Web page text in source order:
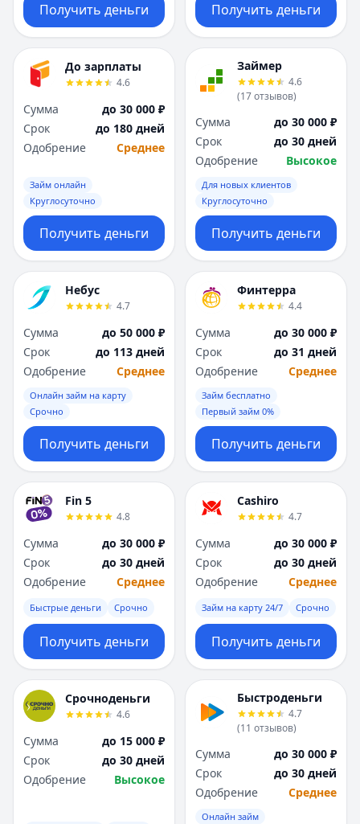
Челябинск
Чита
Я
Ярославль
Вся Россия
Челябинск
Чита
Я
Ярославль
Вся Россия
Получить деньги Получить деньги
До зарплаты
4.6
Сумма
до 30 000 ₽
Срок
до 180 дней
Одобрение
Среднее
Займ онлайн
Круглосуточно
Получить деньги
Займер
4.6
(17отзывов)
Сумма
до 30 000 ₽
Срок
до 30 дней
Одобрение
Высокое
Для новых клиентов
Круглосуточно
Получить деньги
Небус
4.7
Сумма
до 50 000 ₽
Срок
до 113 дней
Одобрение
Среднее
Онлайн займ на карту
Срочно
Получить деньги
Финтерра
4.4
Сумма
до 30 000 ₽
Срок
до 31 дней
Одобрение
Среднее
Займ бесплатно
Первый займ 0%
Получить деньги
Fin 5
4.8
Сумма
до 30 000 ₽
Срок
до 30 дней
Одобрение
Среднее
Быстрые деньги Срочно
Получить деньги
Cashiro
4.7
Сумма
до 30 000 ₽
Срок
до 30 дней
Одобрение
Среднее
Займ на карту 24/7 Срочно
Получить деньги
Срочноденьги
4.6
Сумма
до 15 000 ₽
Срок
до 30 дней
Одобрение
Высокое
Быстроденьги
4.7
(11 отзывов)
Сумма
до 30 000 ₽
Срок
до 30 дней
Одобрение
Среднее
Онлайн займ